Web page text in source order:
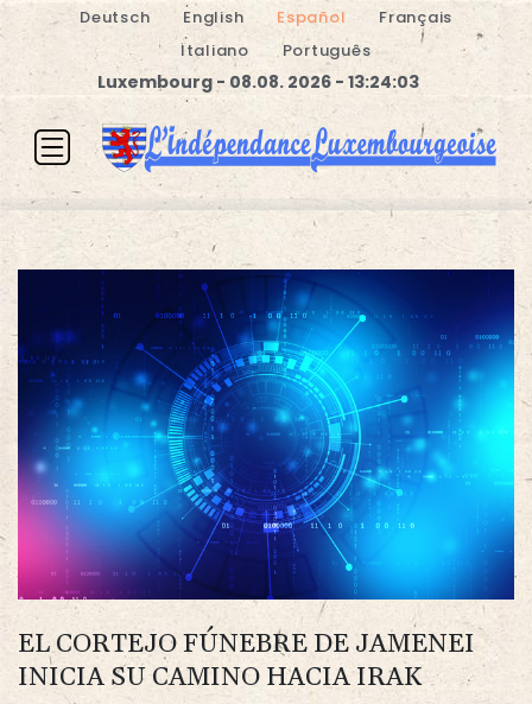
Deutsch English Español
Français
Italiano
Português
Luxembourg - 08.08. 2026 - 13:24:03
EL CORTEJO FÚNEBRE DE JAMENEI
INICIA SU CAMINO HACIA IRAK